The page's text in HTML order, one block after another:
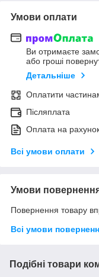
Умови оплати
Ви отримаєте
або гроші
Детальніше
Оплатити
Післяплата
Оплата на
Всі умови оплати
Умови
Повернення товару
Всі умови
Подібні товари